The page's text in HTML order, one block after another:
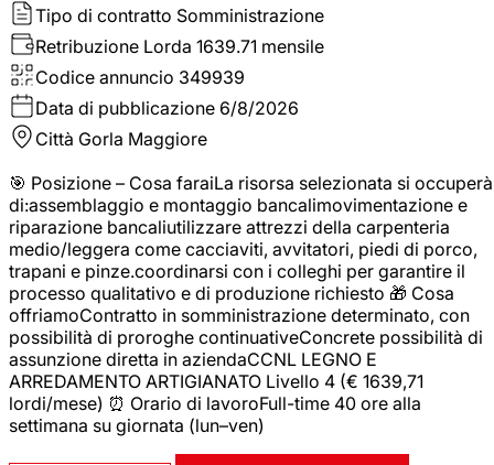
Tipo di contratto Somministrazione
Retribuzione Lorda 1639.71 mensile
Codice annuncio 349939
Data di pubblicazione 6/8/2026
Città Gorla Maggiore
🎯 Posizione – Cosa faraiLa risorsa selezionata si occuperà
di:assemblaggio e montaggio bancalimovimentazione e
riparazione bancaliutilizzare attrezzi della carpenteria
medio/leggera come cacciaviti, avvitatori, piedi di porco,
trapani e pinze.coordinarsi con i colleghi per garantire il
processo qualitativo e di produzione richiesto 🎁 Cosa
offriamoContratto in somministrazione determinato, con
possibilità di proroghe continuativeConcrete possibilità di
assunzione diretta in aziendaCCNL LEGNO E
ARREDAMENTO ARTIGIANATO Livello 4 (€ 1639,71
lordi/mese) ⏰ Orario di lavoroFull-time 40 ore alla
settimana su giornata (lun–ven)